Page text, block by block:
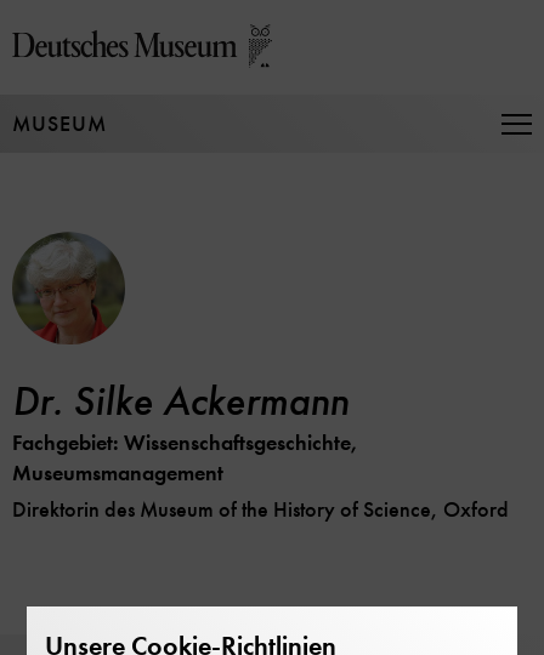
zum
MUSEUM
Dr. Silke Ackermann
Fachgebiet: Wissenschaftsgeschichte,
Museumsmanagement
Direktorin des Museum of the History of Science, Oxford
Unsere Cookie-Richtlinien